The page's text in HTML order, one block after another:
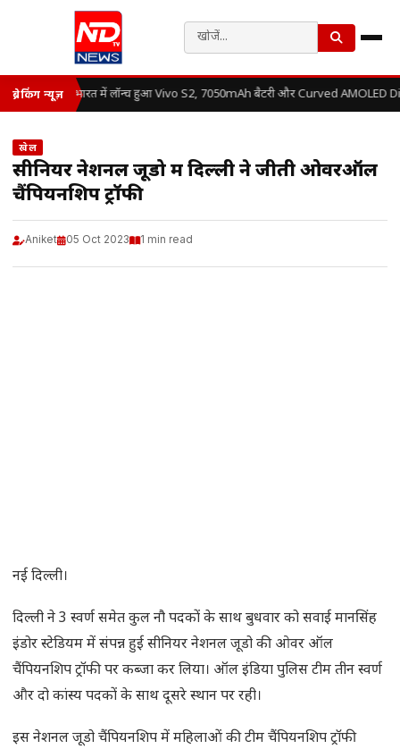
ब्रेकिंग न्यूज़ भारत में लॉन्च हुआ Vivo S2, 7050mAh बैटरी और Curved AMOLED
खेल
सीनियर नेशनल जूडो में दिल्ली ने जीती ओवरऑल
चैंपियनशिप ट्रॉफी
Aniket 05 Oct 2023 1 min read
नई दिल्ली।
दिल्ली ने 3 स्वर्ण समेत कुल नौ पदकों के साथ बुधवार को सवाई मानसिंह
इंडोर स्टेडियम में संपन्न हुई सीनियर नेशनल जूडो की ओवर ऑल
चैंपियनशिप ट्रॉफी पर कब्जा कर लिया। ऑल इंडिया पुलिस टीम तीन स्वर्ण
और दो कांस्य पदकों के साथ दूसरे स्थान पर रही।
इस नेशनल जूडो चैंपियनशिप में महिलाओं की टीम चैंपियनशिप ट्रॉफी